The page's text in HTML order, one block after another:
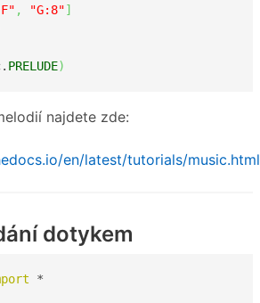
, "G:8"]
PRELUDE)
najdete zde:
en/latest/tutorials/music.html
dotykem
*